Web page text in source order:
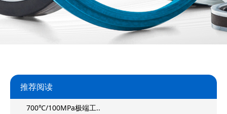
推荐阅读
700℃/100MPa极端工..